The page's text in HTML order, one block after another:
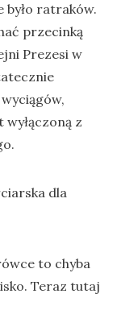
było ratraków.
przecinką
Prezesi w
z
dla
to chyba
Teraz tutaj